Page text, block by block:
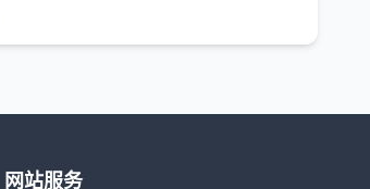
网站服务